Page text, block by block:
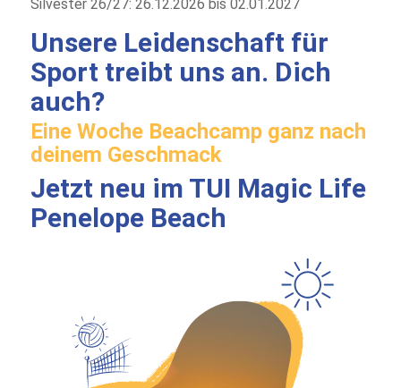
Silvester 26/27: 26.12.2026 bis 02.01.2027
Unsere Leidenschaft für
Sport treibt uns an. Dich
auch?
Eine Woche Beachcamp ganz nach
deinem Geschmack
Jetzt neu im TUI Magic Life
Penelope Beach